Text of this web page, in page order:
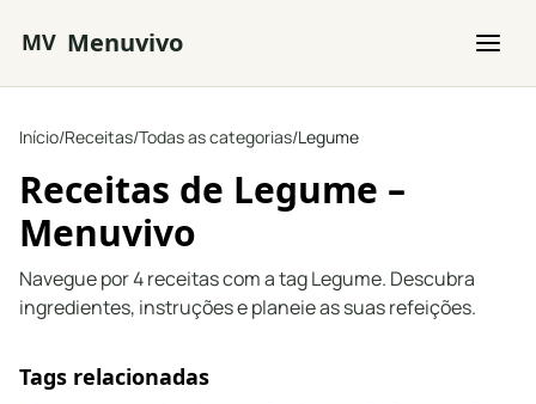
MV Menuvivo
Início/Receitas/Todas as categorias/Legume
Receitas de Legume –
Menuvivo
Navegue por 4 receitas com a tag Legume. Descubra
ingredientes, instruções e planeie as suas refeições.
Tags relacionadas